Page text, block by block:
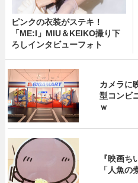
ピンクの衣装がステキ！
「ME:I」MIU＆KEIKO撮り下
ろしインタビューフォト
カメラに
型コンビ
ｗ
『映画
「人魚の